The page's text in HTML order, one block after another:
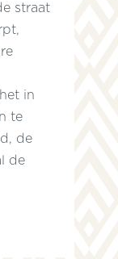
straat
in
te
de
de